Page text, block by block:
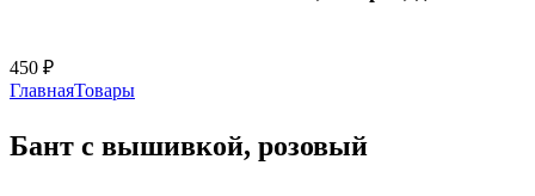
450 ₽
ГлавнаяТовары
Бант с вышивкой, розовый